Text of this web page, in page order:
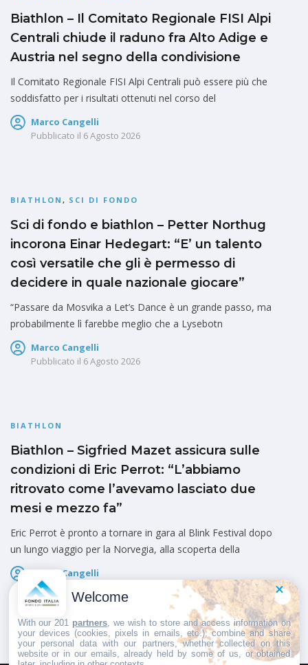
Biathlon – Il Comitato Regionale FISI Alpi
Centrali chiude il raduno fra Alto Adige e
Austria nel segno della condivisione
Il Comitato Regionale FISI Alpi Centrali può essere più che
soddisfatto per i risultati ottenuti nel corso del
Marco Cangelli
Pubblicato il 6 Agosto 2026
BIATHLON , SCI DI FONDO
Sci di fondo e biathlon – Petter Northug
incorona Einar Hedegart: “E’ un talento
così versatile che gli è permesso di
decidere in quale nazionale giocare”
“Passare da Mosvika a Let’s Dance è un grande passo, ma
probabilmente lì farebbe meglio che a Lysebotn
Marco Cangelli
Pubblicato il 6 Agosto 2026
BIATHLON
Biathlon – Sigfried Mazet assicura sulle
condizioni di Eric Perrot: “L’abbiamo
ritrovato come l’avevamo lasciato due
mesi e mezzo fa”
Eric Perrot è pronto a tornare in gara al Blink Festival dopo
un lungo viaggio per la Norvegia, alla scoperta della
Marco Cangelli
Pubblicato il
Welcome
With our 201 partners , we wish to store and access information on
your devices (cookies, pixels in emails, etc.), combine and share
your personal data with our partners, whether collected on this
website or in our emails, already held by some of us, or obtained